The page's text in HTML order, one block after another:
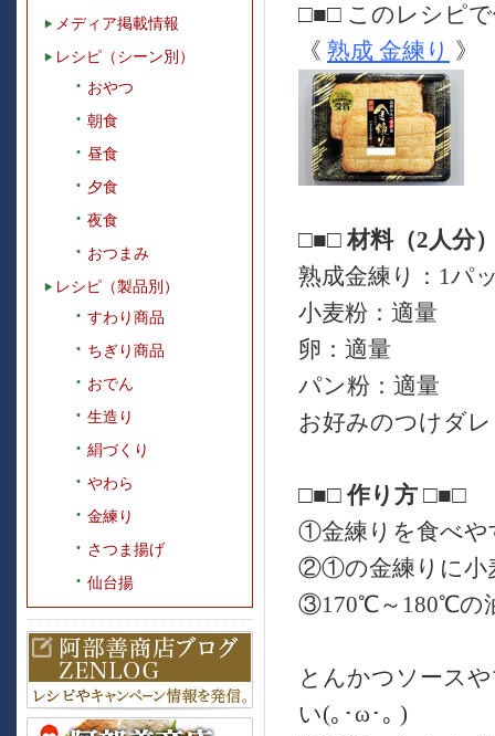
メディア掲載情報
レシピ（シーン別）
おやつ
朝食
昼食
夕食
夜食
おつまみ
レシピ（製品別）
すわり商品
ちぎり商品
おでん
生造り
絹づくり
やわら
金練り
さつま揚げ
仙台揚
□■□ このレシピ
《 熟成 金練り 》
□■□ 材料（2人分
熟成金練り：1パ
小麦粉：適量
卵：適量
パン粉：適量
お好みのつけダ
□■□ 作り方 □■□
①金練りを食べや
②①の金練りに小
③170℃～180℃の
とんかつソース
い(｡･ω･｡ )